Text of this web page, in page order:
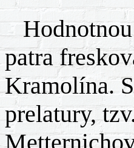
Hodnotnou
patra
Kramolína.
prelatury,